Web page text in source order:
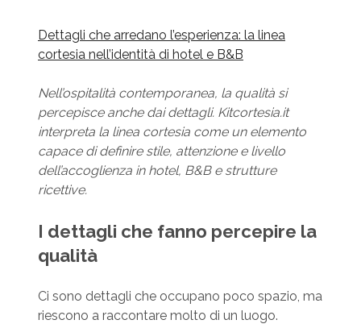
Dettagli che arredano l’esperienza: la linea
cortesia nell’identità di hotel e B&B
Nell’ospitalità contemporanea, la qualità si
percepisce anche dai dettagli. Kitcortesia.it
interpreta la linea cortesia come un elemento
capace di definire stile, attenzione e livello
dell’accoglienza in hotel, B&B e strutture
ricettive.
I dettagli che fanno percepire la
qualità
Ci sono dettagli che occupano poco spazio, ma
riescono a raccontare molto di un luogo.